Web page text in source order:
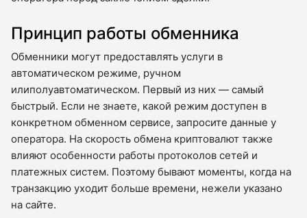
Принцип работы обменника
Обменники могут предоставлять услуги в
автоматическом режиме, ручном
илиполуавтоматическом. Первый из них — самый
быстрый. Если не знаете, какой режим доступен в
конкретном обменном сервисе, запросите данные у
оператора. На скорость обмена криптовалют также
влияют особенности работы протоколов сетей и
платежных систем. Поэтому бывают моменты, когда на
транзакцию уходит больше времени, нежели указано
на сайте.